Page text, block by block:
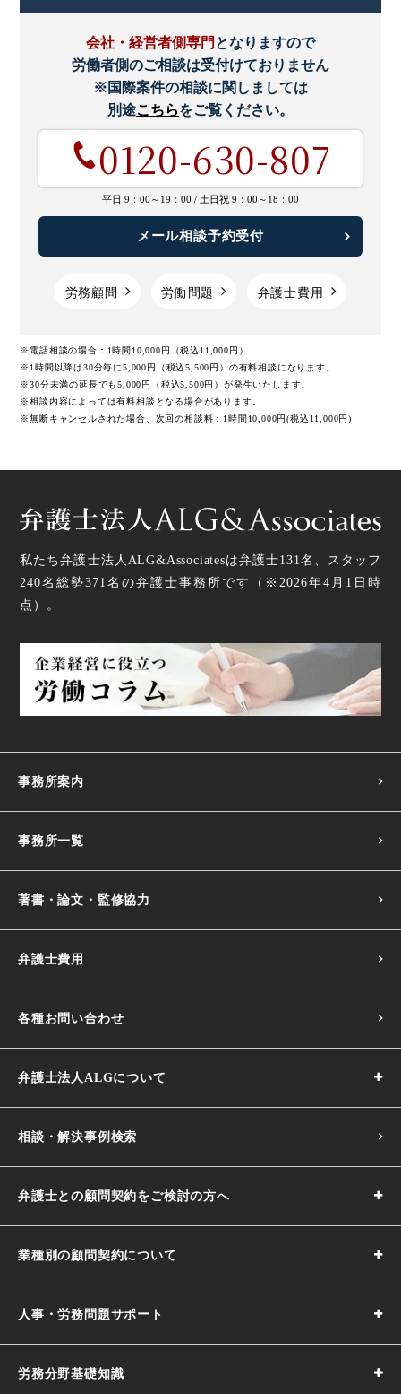
会社・経営者側専門 となりますので
労働者側のご相談は受付けておりません
※国際案件の相談に関しましては
別途こちらをご覧ください。
0120-630-807
平日 9：00～19：00 / 土日祝 9：00～18：00
メール相談予約受付
労務顧問 労働問題 弁護士費用
※電話相談の場合：1時間10,000円（税込11,000円）
※1時間以降は30分毎に5,000円（税込5,500円）の有料相談になります。
※30分未満の延長でも5,000円（税込5,500円）が発生いたします。
※相談内容によっては有料相談となる場合があります。
※無断キャンセルされた場合、次回の相談料：1時間10,000円(税込11,000円)
私たち弁護士法人ALG&Associatesは弁護士131名、スタッフ
240名総勢371 名の弁護士事務所です（ ※2026年4月1日時
点 ）。
事務所案内
事務所一覧
著書・論文・監修協力
弁護士費用
各種お問い合わせ
弁護士法人ALGについて
相談・解決事例検索
弁護士との顧問契約をご検討の方へ
業種別の顧問契約について
人事・労務問題サポート
労務分野基礎知識